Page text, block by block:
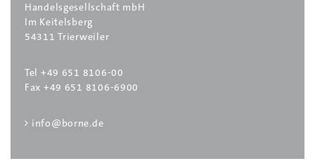
Handelsgesellschaft mbH
Im Keitelsberg
54311 Trierweiler
Tel +49 651 8106-00
Fax +49 651 8106-6900
info@borne.de